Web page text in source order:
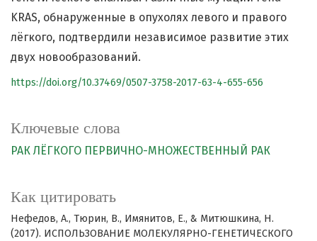
Ключевые слова
РАК ЛЁГКОГО ПЕРВИЧНО-МНОЖЕСТВЕННЫЙ РАК
Как цитировать
Нефедов, А., Тюрин, В., Имянитов, Е., & Митюшкина, Н.
(2017). ИСПОЛЬЗОВАНИЕ МОЛЕКУЛЯРНО-ГЕНЕТИЧЕСКОГО
KRAS, обнаруженные в опухолях левого и правого
лёгкого, подтвердили независимое развитие этих
двух новообразований.
https://doi.org/10.37469/0507-3758-2017-63-4-655-656